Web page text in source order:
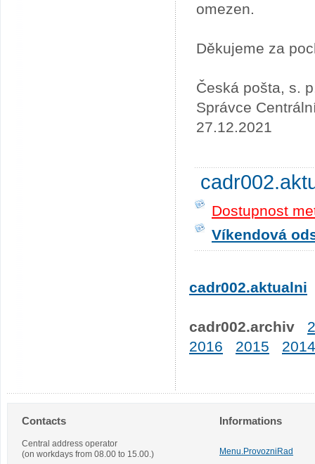
omezen.
Děkujeme za
Česká pošta, s.
Správce
27.12.2021
Dostupnost
Víkendová
cadr002.aktualni
cadr002.archiv
2016
2015 2014
Contacts
Central address operator
(on workdays from 08.00 to 15.00.)
Informations
Menu.ProvozniRad